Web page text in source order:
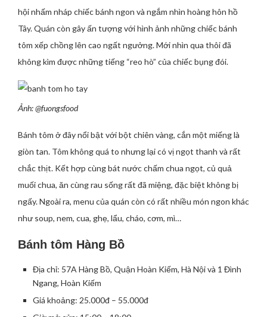
hội nhấm nháp chiếc bánh ngon và ngắm nhìn hoàng hôn hồ
Tây. Quán còn gây ấn tượng với hình ảnh những chiếc bánh
tôm xếp chồng lên cao ngất ngưởng. Mới nhìn qua thôi đã
không kìm được những tiếng “reo hò” của chiếc bụng đói.
Ảnh: @fuongsfood
Bánh tôm ở đây nổi bật với bột chiên vàng, cắn một miếng là
giòn tan. Tôm không quá to nhưng lại có vị ngọt thanh và rất
chắc thịt. Kết hợp cùng bát nước chấm chua ngọt, củ quả
muối chua, ăn cùng rau sống rất đã miệng, đặc biệt không bị
ngấy. Ngoài ra, menu của quán còn có rất nhiều món ngon khác
như soup, nem, cua, ghẹ, lẩu, cháo, cơm, mì…
Bánh tôm Hàng Bồ
Địa chỉ: 57A Hàng Bồ, Quận Hoàn Kiếm, Hà Nội và 1 Đình
Ngang, Hoàn Kiếm
Giá khoảng: 25.000đ – 55.000đ